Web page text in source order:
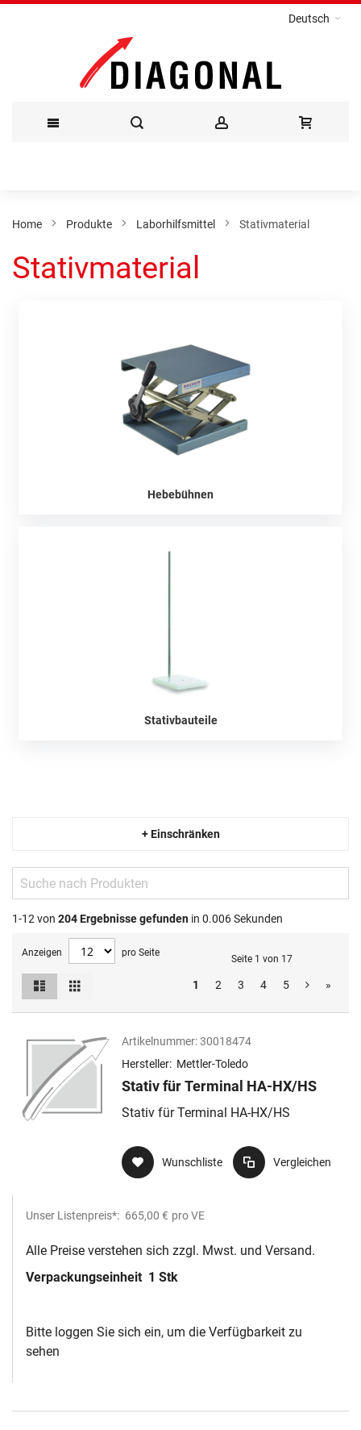
Deutsch
Inhalt
Home Produkte Laborhilfsmittel Stativmaterial
Stativmaterial
Hebebühnen
Stativbauteile
+ Einschränken
1-12 von 204Ergebnisse gefunden in 0.006 Sekunden
Anzeigen pro Seite
Seite 1 von 17
1 2 3 4 5 »
Ansicht
als
Artikelnummer: 30018474
Hersteller: Mettler-Toledo
Stativ für Terminal HA-HX/HS
Stativ für Terminal HA-HX/HS
Wunschliste Vergleichen
Unser Listenpreis*: 665,00 € pro VE
Alle Preise verstehen sich zzgl. Mwst. und Versand.
Verpackungseinheit 1 Stk
Bitte loggen Sie sich ein, um die Verfügbarkeit zu
sehen